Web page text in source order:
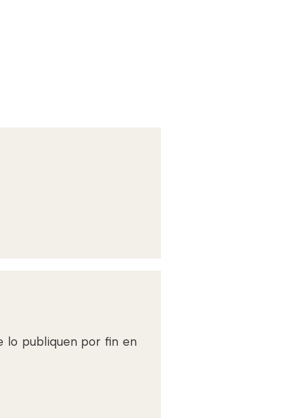
lo publiquen por fin en